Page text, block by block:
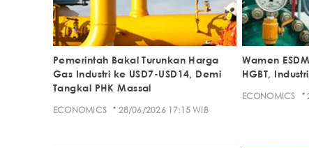
Pemerintah Bakal Turunkan Harga
Gas Industri ke USD7-USD14, Demi
Tangkal PHK Massal
ECONOMICS · 28/06/2026 17:15 WIB
Wamen
HGBT,
ECONOMICS ·